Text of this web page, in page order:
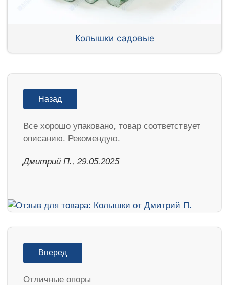
Колышки садовые
Назад
Все хорошо упаковано, товар соответствует
описанию. Рекомендую.
Дмитрий П., 29.05.2025
Вперед
Отличные опоры